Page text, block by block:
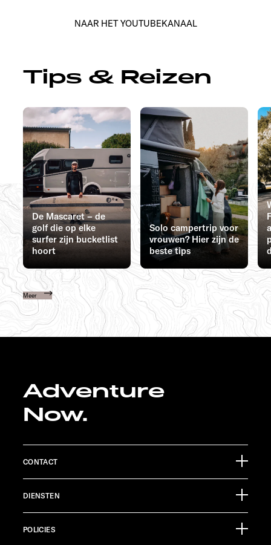
NAAR HET YOUTUBEKANAAL
Tips & Reizen
De Mascaret – de
golf die op elke
surfer zijn bucketlist
hoort
Solo campertrip voor
vrouwen? Hier zijn de
beste tips
Meer
Adventure
Now.
CONTACT
Ölmühlestraße 6
88299 Leutkirch
Germany
DIENSTEN
Informatiemateriaal
POLICIES